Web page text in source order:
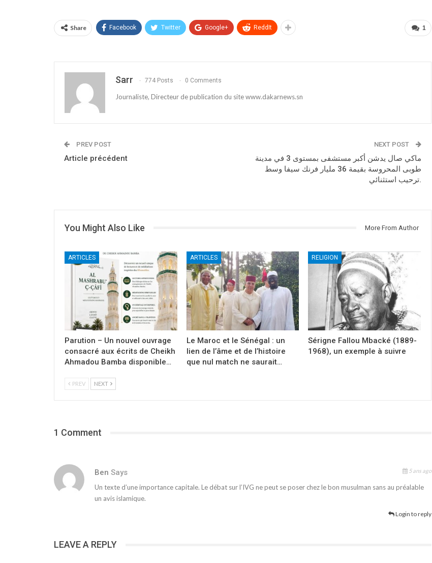
1
Share Facebook Twitter Google+ ReddIt
Sarr 774 Posts 0 Comments
Journaliste, Directeur de publication du site www.dakarnews.sn
PREV POST
Article précédent
NEXT POST
ماكي صال يدشن أكبر مستشفى بمستوى 3 في مدينة
طوبى المحروسة بقيمة 36 مليار فرنك سيفا وسط
ترحيب استثنائي.
You Might Also Like More From Author
ARTICLES
Parution – Un nouvel ouvrage
consacré aux écrits de Cheikh
Ahmadou Bamba disponible…
ARTICLES
Le Maroc et le Sénégal : un
lien de l’âme et de l’histoire
que nul match ne saurait…
RELIGION
Sérigne Fallou Mbacké (1889-
1968), un exemple à suivre
PREV NEXT
1 Comment
Ben Says 5 ans ago
Un texte d’une importance capitale. Le débat sur l’IVG ne peut se poser chez le bon musulman sans au préalable
un avis islamique.
Login to reply
LEAVE A REPLY